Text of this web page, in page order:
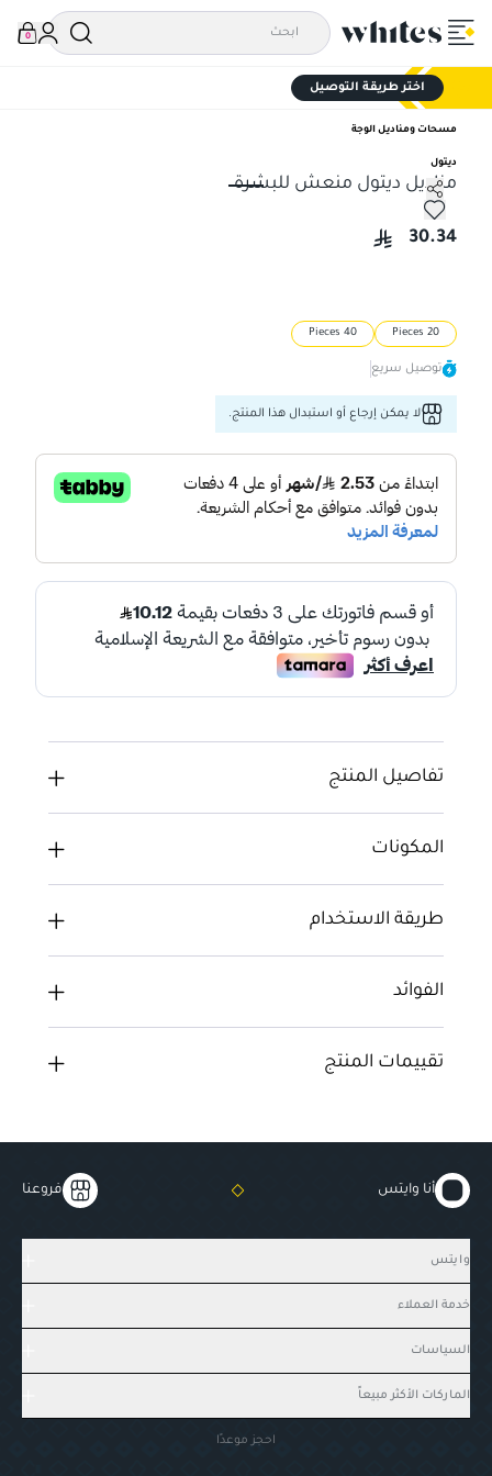
0
اختر طريقة التوصيل
مسحات ومناديل الوجة
ديتول
مناديل ديتول منعش للبشرة
مناديل ديتول منعش للبشرة
30.34
20 Pieces
40 Pieces
توصيل سريع
لا يمكن إرجاع أو استبدال هذا المنتج.
تفاصيل المنتج
المكونات
طريقة الاستخدام
الفوائد
تقييمات المنتج
أنا وايتس فروعنا
وايتس
خدمة العملاء
السياسات
الماركات الأكثر مبيعاً
احجز موعدًا